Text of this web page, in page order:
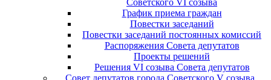
Советского VI созыва
График приема граждан
Повестки заседаний
Повестки заседаний постоянных комиссий
Распоряжения Совета депутатов
Проекты решений
Решения VI созыва Совета депутатов